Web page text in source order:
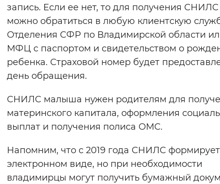
запись. Если ее нет, то для получения СНИЛС
можно обратиться в любую клиентскую
Отделения СФР по Владимирской области
МФЦ с паспортом и свидетельством о
ребенка. Страховой номер будет
день обращения.
СНИЛС малыша нужен родителям для
материнского капитала, оформления
выплат и получения полиса ОМС.
Напомним, что с 2019 года СНИЛС
электронном виде, но при необходимости
владимирцы могут получить бумажный